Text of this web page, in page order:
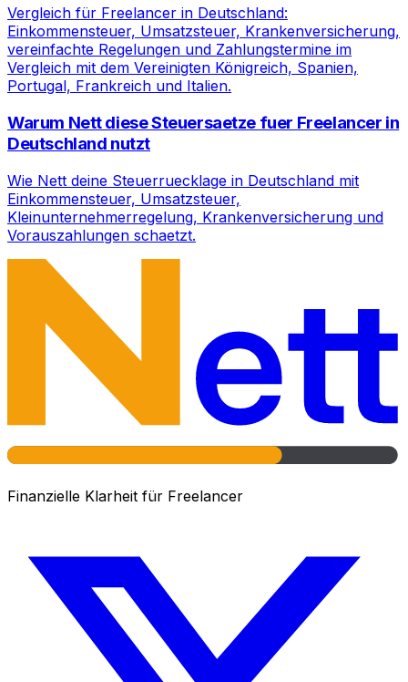
Vergleich für Freelancer in Deutschland:
Einkommensteuer, Umsatzsteuer, Krankenversicherung,
vereinfachte Regelungen und Zahlungstermine im
Vergleich mit dem Vereinigten Königreich, Spanien,
Portugal, Frankreich und Italien.
Warum Nett diese Steuersaetze fuer Freelancer in
Deutschland nutzt
Wie Nett deine Steuerruecklage in Deutschland mit
Einkommensteuer, Umsatzsteuer,
Kleinunternehmerregelung, Krankenversicherung und
Vorauszahlungen schaetzt.
Finanzielle Klarheit für Freelancer